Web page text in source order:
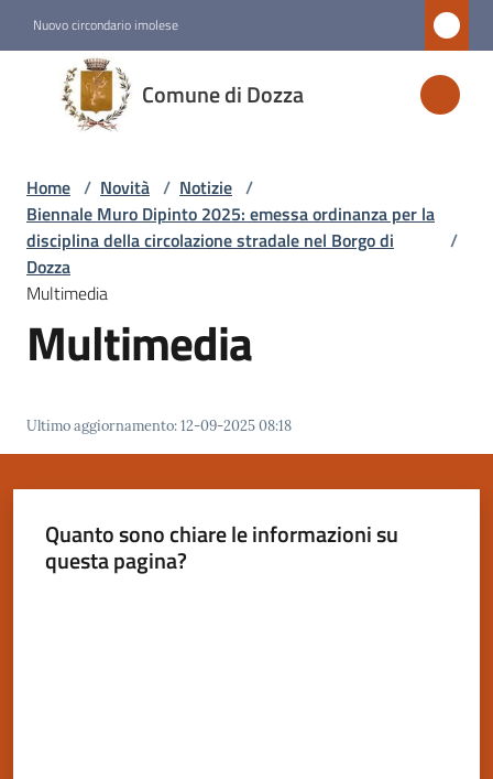
Nuovo circondario imolese
Comune di Dozza
Comune
di
Dozza
Amministrazione
Novità
Menu selezionato
Home / Novità / Notizie /
Biennale Muro Dipinto 2025: emessa ordinanza per la
disciplina della circolazione stradale nel Borgo di
Dozza
/
Multimedia
Multimedia
Ultimo aggiornamento:12-09-2025 08:18
Quanto sono chiare le informazioni su
questa pagina?